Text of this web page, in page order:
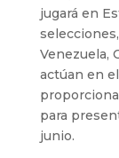
jugará en
Venezuela,
actúan en
para
junio.